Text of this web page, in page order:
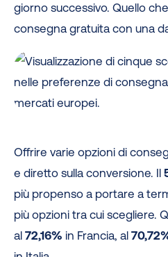
giorno successivo. Quello
consegna gratuita con una
Offrire varie opzioni di
e diretto sulla conversione. Il
più propenso a portare a
più opzioni tra cui scegliere.
al72,16% in Francia, al